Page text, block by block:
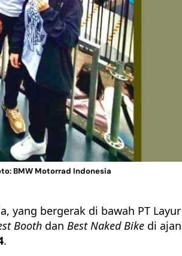
BMW Motorrad Indonesia
yang bergerak di bawah PT
Booth dan Best Naked Bike di
.